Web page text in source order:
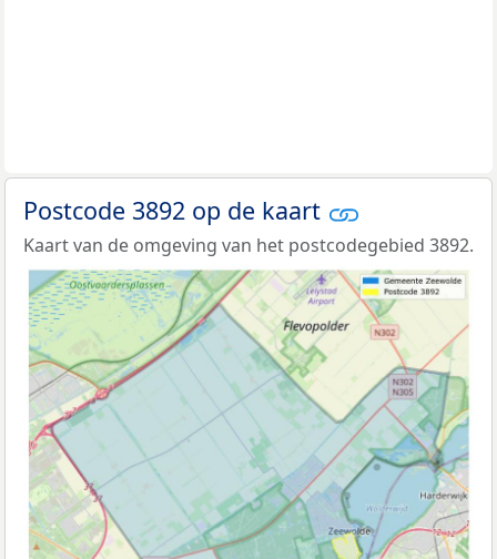
Postcode 3892 op de kaart
Kaart van de omgeving van het postcodegebied 3892.